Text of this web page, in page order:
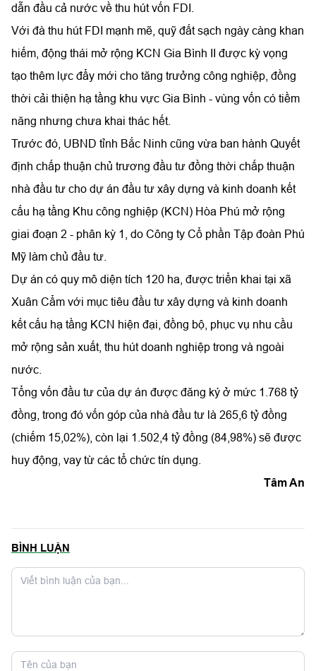
dẫn đầu cả nước về thu hút vốn FDI.
Với đà thu hút FDI mạnh mẽ, quỹ đất sạch ngày càng khan
hiếm, động thái mở rộng KCN Gia Bình II được kỳ vọng
tạo thêm lực đẩy mới cho tăng trưởng công nghiệp, đồng
thời cải thiện hạ tầng khu vực Gia Bình - vùng vốn có tiềm
năng nhưng chưa khai thác hết.
Trước đó, UBND tỉnh Bắc Ninh cũng vừa ban hành Quyết
định chấp thuận chủ trương đầu tư đồng thời chấp thuận
nhà đầu tư cho dự án đầu tư xây dựng và kinh doanh kết
cấu hạ tầng Khu công nghiệp (KCN) Hòa Phú mở rộng
giai đoạn 2 - phân kỳ 1, do Công ty Cổ phần Tập đoàn Phú
Mỹ làm chủ đầu tư.
Dự án có quy mô diện tích 120 ha, được triển khai tại xã
Xuân Cẩm với mục tiêu đầu tư xây dựng và kinh doanh
kết cấu hạ tầng KCN hiện đại, đồng bộ, phục vụ nhu cầu
mở rộng sản xuất, thu hút doanh nghiệp trong và ngoài
nước.
Tổng vốn đầu tư của dự án được đăng ký ở mức 1.768 tỷ
đồng, trong đó vốn góp của nhà đầu tư là 265,6 tỷ đồng
(chiếm 15,02%), còn lại 1.502,4 tỷ đồng (84,98%) sẽ được
huy động, vay từ các tổ chức tín dụng.
Tâm An
BÌNH LUẬN